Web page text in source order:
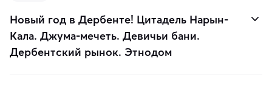
Новый год в Дербенте! Цитадель Нарын-
Кала. Джума-мечеть. Девичьи бани.
Дербентский рынок. Этнодом